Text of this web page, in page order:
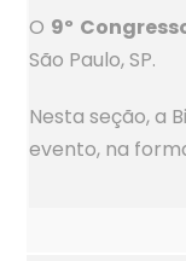
O 9º
São Paulo, SP.
Nesta seção, a
evento, na